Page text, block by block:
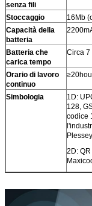
senza fili
Stoccaggio
16Mb
Capacità della
batteria
Batteria che
carica tempo
Circa 7
Orario di lavoro
continuo
Simbologia
1D:
128,
codice
2D: